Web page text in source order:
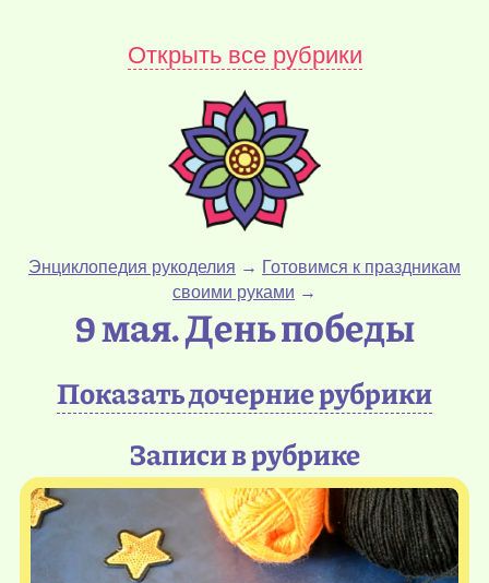
Открыть все рубрики
Энциклопедия рукоделия → Готовимся к праздникам
своими руками →
9 мая. День победы
Показать дочерние рубрики
Записи в рубрике